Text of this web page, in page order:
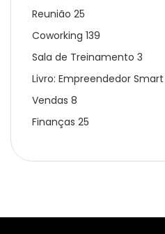
Reunião 25
Coworking 139
Sala de Treinamento 3
Livro: Empreendedor Smart
Vendas 8
Finanças 25